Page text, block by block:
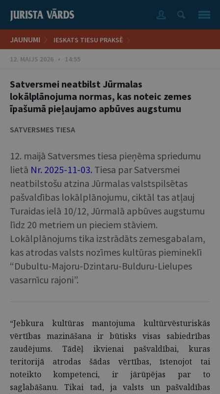
JAUNUMI IESKATS TIESU PRAKSĒ
12. MAIJS 2026 • 14:55
Satversmei neatbilst Jūrmalas
lokālplānojuma normas, kas noteic zemes
īpašumā pieļaujamo apbūves augstumu
SATVERSMES TIESA
12. maijā Satversmes tiesa pieņēma spriedumu
lietā Nr. 2025-11-03. Tiesa par Satversmei
neatbilstošu atzina Jūrmalas valstspilsētas
pašvaldības lokālplānojumu, ciktāl tas atļauj
Turaidas ielā 10/12, Jūrmalā apbūves augstumu
līdz 20 metriem un pieciem stāviem.
Lokālplānojums tika izstrādāts zemesgabalam,
kas atrodas valsts nozīmes kultūras piemineklī
“Dubultu-Majoru-Dzintaru-Bulduru-Lielupes
vasarnīcu rajoni”.
“Jebkura kultūras mantojuma kultūrvēsturiskās
vērtības mazināšana ir būtisks visas sabiedrības
zaudējums. Tādēļ ikvienai pašvaldībai, kuras
teritorijā atrodas šādas vērtības, īstenojot tai
noteikto kompetenci, ir jārūpējas par to
saglabāšanu. Tikai tad, ja valsts un pašvaldības